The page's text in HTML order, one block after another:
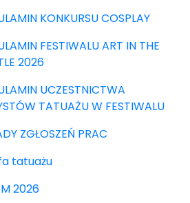
KONKURSU COSPLAY
FESTIWALU ART IN THE
2026
UCZESTNICTWA
TATUAŻU W FESTIWALU
ZGŁOSZEŃ PRAC
tatuażu
2026